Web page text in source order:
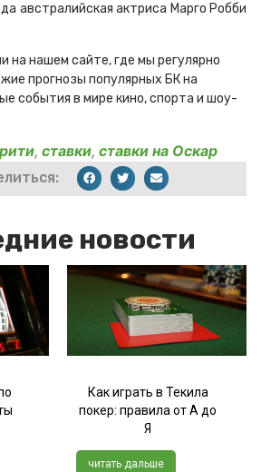
австралийская актриса Марго Робби
на нашем сайте, где мы регулярно
прогнозы популярных БК на
события в мире кино, спорта и шоу-
, ставки, ставки на Оскар
новости
Как играть в Текила
покер: правила от А до
Я
читать дальше